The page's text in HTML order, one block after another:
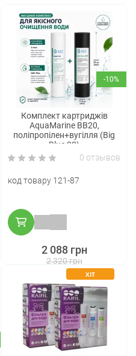
-10%
Комплект картриджів
AquaMarine BB20,
поліпропілен+вугілля (Big
Blue 20)
0 отзывов
код товару 121-87
2 320 грн
2 088 грн
ХІТ